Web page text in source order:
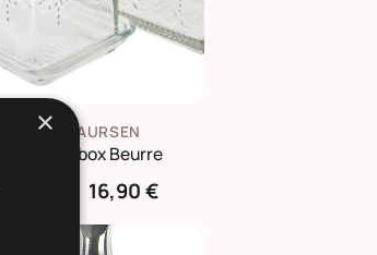
IB LAURSEN
Butterbox Beurre
16,90 €
×